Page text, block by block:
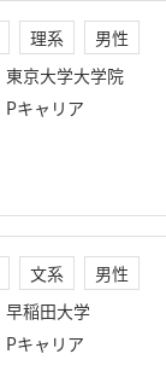
理系
男性
東京大学大学院
Pキャリア
文系
男性
早稲田大学
Pキャリア